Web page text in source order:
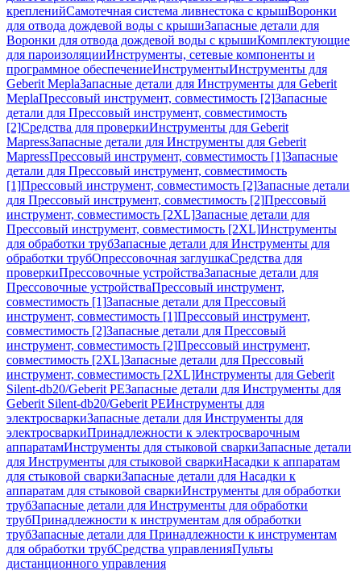
крепленийСамотечная система ливнестока с крышВоронки
для отвода дождевой воды с крышиЗапасные детали для
Воронки для отвода дождевой воды с крышиКомплектующие
для пароизоляцииИнструменты, сетевые компоненты и
программное обеспечениеИнструментыИнструменты для
Geberit MeplaЗапасные детали для Инструменты для Geberit
MeplaПрессовый инструмент, совместимость [2]Запасные
детали для Прессовый инструмент, совместимость
[2]Средства для проверкиИнструменты для Geberit
MapressЗапасные детали для Инструменты для Geberit
MapressПрессовый инструмент, совместимость [1]Запасные
детали для Прессовый инструмент, совместимость
[1]Прессовый инструмент, совместимость [2]Запасные детали
для Прессовый инструмент, совместимость [2]Прессовый
инструмент, совместимость [2XL]Запасные детали для
Прессовый инструмент, совместимость [2XL]Инструменты
для обработки трубЗапасные детали для Инструменты для
обработки трубОпрессовочная заглушкаСредства для
проверкиПрессовочные устройстваЗапасные детали для
Прессовочные устройстваПрессовый инструмент,
совместимость [1]Запасные детали для Прессовый
инструмент, совместимость [1]Прессовый инструмент,
совместимость [2]Запасные детали для Прессовый
инструмент, совместимость [2]Прессовый инструмент,
совместимость [2XL]Запасные детали для Прессовый
инструмент, совместимость [2XL]Инструменты для Geberit
Silent-db20/Geberit PEЗапасные детали для Инструменты для
Geberit Silent-db20/Geberit PEИнструменты для
электросваркиЗапасные детали для Инструменты для
электросваркиПринадлежности к электросварочным
аппаратамИнструменты для стыковой сваркиЗапасные детали
для Инструменты для стыковой сваркиНасадки к аппаратам
для стыковой сваркиЗапасные детали для Насадки к
аппаратам для стыковой сваркиИнструменты для обработки
трубЗапасные детали для Инструменты для обработки
трубПринадлежности к инструментам для обработки
трубЗапасные детали для Принадлежности к инструментам
для обработки трубСредства управленияПульты
дистанционного управления